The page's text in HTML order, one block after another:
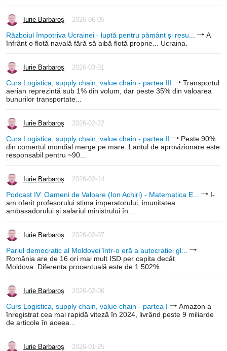
Iurie Barbaroș 2026-06-05
Războiul împotriva Ucrainei - luptă pentru pământ și resu...
A
înfrânt o flotă navală fără să aibă flotă proprie... Ucraina.
Iurie Barbaroș 2026-03-01
Curs Logistica, supply chain, value chain - partea III
Transportul
aerian reprezintă sub 1% din volum, dar peste 35% din valoarea
bunurilor transportate...
Iurie Barbaroș 2026-02-22
Curs Logistica, supply chain, value chain - partea II
Peste 90%
din comerțul mondial merge pe mare. Lanțul de aprovizionare este
responsabil pentru ~90...
Iurie Barbaroș 2026-02-14
Podcast IV: Oameni de Valoare (Ion Achiri) - Matematica E...
I-
am oferit profesorului stima imperatorului, imunitatea
ambasadorului și salariul ministrului în...
Iurie Barbaroș 2026-02-07
Pariul democratic al Moldovei într-o eră a autocrației gl...
România are de 16 ori mai mult ISD per capita decât
Moldova. Diferența procentuală este de 1.502%...
Iurie Barbaroș 2026-02-06
Curs Logistica, supply chain, value chain - partea I
Amazon a
înregistrat cea mai rapidă viteză în 2024, livrând peste 9 miliarde
de articole în aceea...
Iurie Barbaroș 2026-01-25